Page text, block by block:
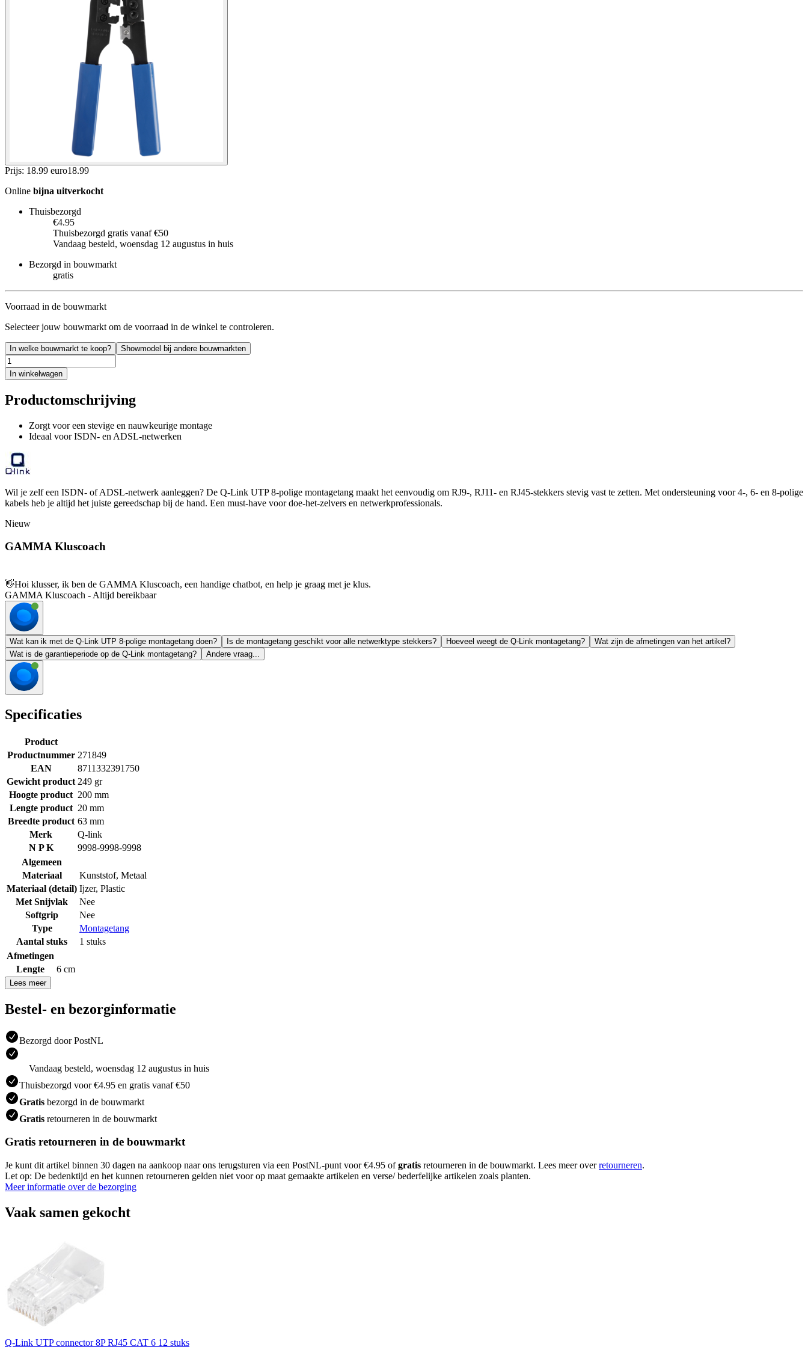
Prijs: 18.99 euro18.99
Online bijna uitverkocht
Thuisbezorgd
€4.95
Thuisbezorgd gratis vanaf €50
Vandaag besteld, woensdag 12 augustus in huis
Bezorgd in bouwmarkt
gratis
Voorraad in de bouwmarkt
Selecteer jouw bouwmarkt om de voorraad in de winkel te controleren.
In welke bouwmarkt te koop? Showmodel bij andere bouwmarkten
In winkelwagen
Productomschrijving
Zorgt voor een stevige en nauwkeurige montage
Ideaal voor ISDN- en ADSL-netwerken
Wil je zelf een ISDN- of ADSL-netwerk aanleggen? De Q-Link UTP 8-polige montagetang maakt het eenvoudig om RJ9-, RJ11- en RJ45-stekkers stevig vast te zetten. Met ondersteuning voor 4-, 6- en 8-polige
kabels heb je altijd het juiste gereedschap bij de hand. Een must-have voor doe-het-zelvers en netwerkprofessionals.
Nieuw
GAMMA Kluscoach
👋Hoi klusser, ik ben de GAMMA Kluscoach, een handige chatbot, en help je graag met je klus.
GAMMA Kluscoach - Altijd bereikbaar
Wat kan ik met de Q-Link UTP 8-polige montagetang doen? Is de montagetang geschikt voor alle netwerktype stekkers? Hoeveel weegt de Q-Link montagetang?
Wat zijn de afmetingen van het artikel?
Wat is de garantieperiode op de Q-Link montagetang?
Andere vraag...
Specificaties
Product
Productnummer 271849
EAN
8711332391750
Gewicht product 249 gr
Hoogte product 200 mm
Lengte product 20 mm
Breedte product 63 mm
Merk
Q-link
N P K
9998-9998-9998
Algemeen
Materiaal
Kunststof, Metaal
Materiaal (detail) Ijzer, Plastic
Met Snijvlak
Nee
Softgrip
Nee
Type
Montagetang
Aantal stuks
1 stuks
Afmetingen
Lengte
6 cm
Lees meer
Bestel- en bezorginformatie
Bezorgd door PostNL
Vandaag besteld, woensdag 12 augustus in huis
Thuisbezorgd voor €4.95 en gratis vanaf €50
Gratis bezorgd in de bouwmarkt
Gratis retourneren in de bouwmarkt
Gratis retourneren in de bouwmarkt
Je kunt dit artikel binnen 30 dagen na aankoop naar ons terugsturen via een PostNL-punt voor €4.95 ofgratis retourneren in de bouwmarkt. Lees meer overretourneren.
Let op: De bedenktijd en het kunnen retourneren gelden niet voor op maat gemaakte artikelen en verse/ bederfelijke artikelen zoals planten.
Meer informatie over de bezorging
Vaak samen gekocht
Q-Link UTP connector 8P RJ45 CAT 6 12 stuks